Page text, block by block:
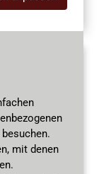
mit denen